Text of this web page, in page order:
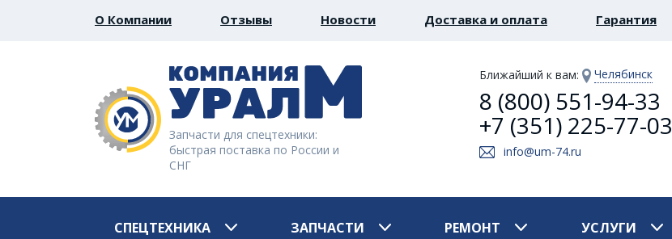
О Компании Отзывы Новости Доставка и оплата Гарантия
Запчасти для спецтехники:
быстрая поставка по России и
СНГ
Ближайший к вам: Челябинск
8 (800) 551-94-33
+7 (351) 225-77-03
info@um-74.ru
СПЕЦТЕХНИКА ЗАПЧАСТИ РЕМОНТ УСЛУГИ